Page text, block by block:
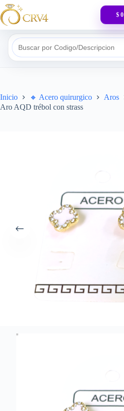
$ 0
Buscar por Codigo/Descripcion
Inicio 🔸​ Acero quirurgico
Aros
Aro AQD trébol con strass